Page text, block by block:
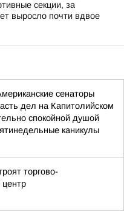
секции, за
выросло почти вдвое
сенаторы
дел на Капитолийском
спокойной душой
каникулы
торгово-
центр